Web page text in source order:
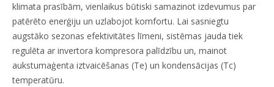
klimata prasībām, vienlaikus būtiski samazinot izdevumus par
patērēto enerģiju un uzlabojot komfortu. Lai sasniegtu
augstāko sezonas efektivitātes līmeni, sistēmas jauda tiek
regulēta ar invertora kompresora palīdzību un, mainot
aukstumaģenta iztvaicēšanas (Te) un kondensācijas (Tc)
temperatūru.